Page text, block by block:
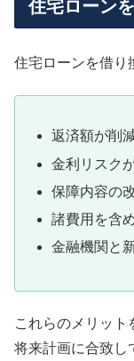
住宅ローン
住宅ローンを借り
返済額が削
金利リスク
保障内容の
諸費用を含
金融機関と
これらのメリット
将来計画に合致し